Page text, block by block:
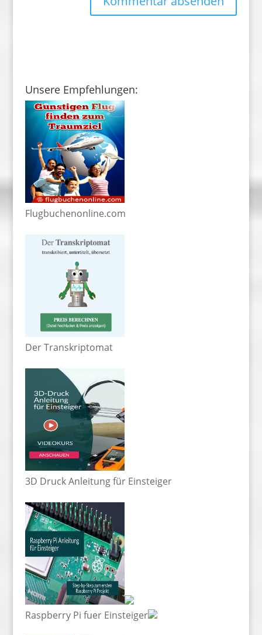
Unsere Empfehlungen:
Flugbuchenonline.com
Der Transkriptomat
3D Druck Anleitung für Einsteiger
Raspberry Pi fuer Einsteiger